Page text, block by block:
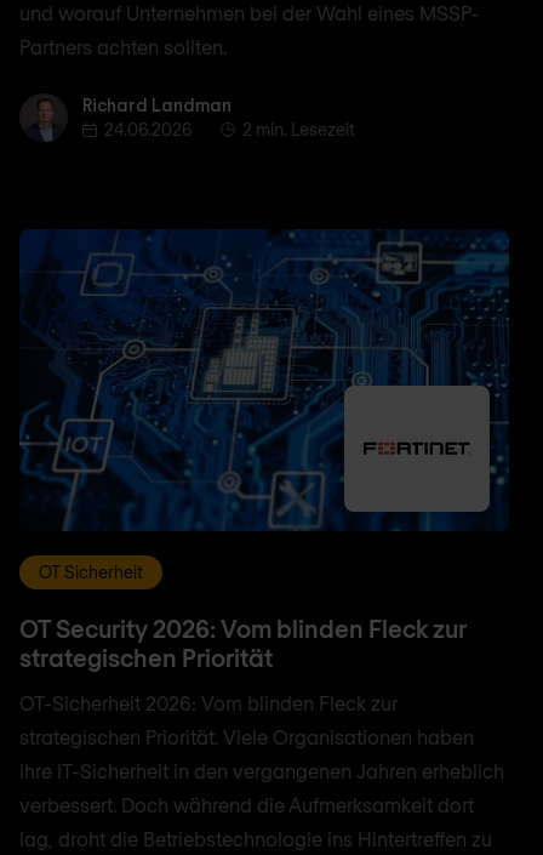
und worauf Unternehmen bei der Wahl eines MSSP-
Partners achten sollten.
Richard Landman
Richard Landman
24.06.2026
2 min. Lesezeit
OT Sicherheit
OT Security 2026: Vom blinden Fleck zur
strategischen Priorität
OT-Sicherheit 2026: Vom blinden Fleck zur
strategischen Priorität. Viele Organisationen haben
ihre IT-Sicherheit in den vergangenen Jahren erheblich
verbessert. Doch während die Aufmerksamkeit dort
lag, droht die Betriebstechnologie ins Hintertreffen zu